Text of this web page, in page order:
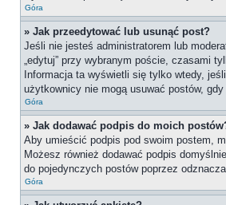
Góra
» Jak przeedytować lub usunąć post?
Jeśli nie jesteś administratorem lub
„edytuj” przy wybranym poście, czasami
Informacja ta wyświetli się tylko wtedy,
użytkownicy nie mogą usuwać postów,
Góra
» Jak dodawać podpis do moich
Aby umieścić podpis pod swoim postem,
Możesz również dodawać podpis
do pojedynczych postów poprzez
Góra